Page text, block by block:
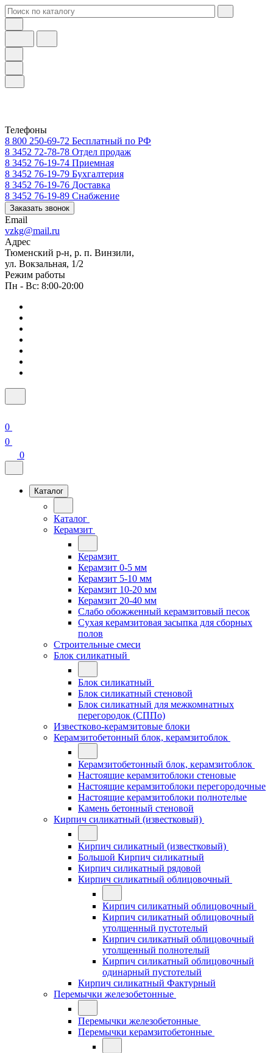
Телефоны
8 800 250-69-72 Бесплатный по РФ
8 3452 72-78-78 Отдел продаж
8 3452 76-19-74 Приемная
8 3452 76-19-79 Бухгалтерия
8 3452 76-19-76 Доставка
8 3452 76-19-89 Снабжение
Заказать звонок
Email
vzkg@mail.ru
Адрес
Тюменский р-н, р. п. Винзили,
ул. Вокзальная, 1/2
Режим работы
Пн - Вс: 8:00-20:00
0
0
0
Каталог
Каталог
Керамзит
Керамзит
Керамзит 0-5 мм
Керамзит 5-10 мм
Керамзит 10-20 мм
Керамзит 20-40 мм
Слабо обожженный керамзитовый песок
Сухая керамзитовая засыпка для сборных
полов
Строительные смеси
Блок силикатный
Блок силикатный
Блок силикатный стеновой
Блок силикатный для межкомнатных
перегородок (СППо)
Известково-керамзитовые блоки
Керамзитобетонный блок, керамзитоблок
Керамзитобетонный блок, керамзитоблок
Настоящие керамзитоблоки стеновые
Настоящие керамзитоблоки перегородочные
Настоящие керамзитоблоки полнотелые
Камень бетонный стеновой
Кирпич силикатный (известковый)
Кирпич силикатный (известковый)
Большой Кирпич силикатный
Кирпич силикатный рядовой
Кирпич силикатный облицовочный
Кирпич силикатный облицовочный
Кирпич силикатный облицовочный
утолщенный пустотелый
Кирпич силикатный облицовочный
утолщенный полнотелый
Кирпич силикатный облицовочный
одинарный пустотелый
Кирпич силикатный Фактурный
Перемычки железобетонные
Перемычки железобетонные
Перемычки керамзитобетонные